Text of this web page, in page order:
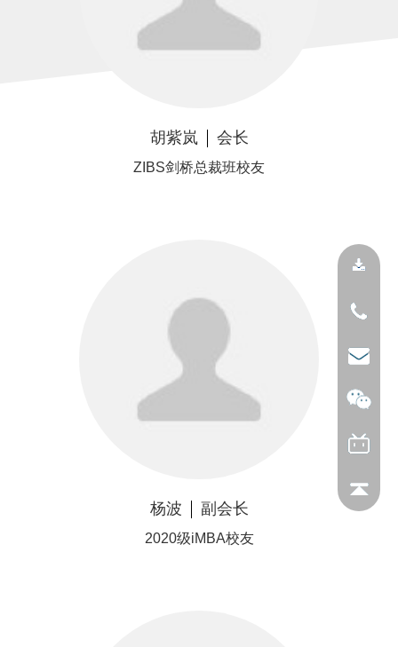
胡紫岚 会长
ZIBS剑桥总裁班校友
杨波 副会长
2020级iMBA校友